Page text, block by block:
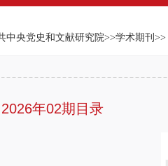
中央党史和文献研究院>>学术期刊 >>
2026年02期目录